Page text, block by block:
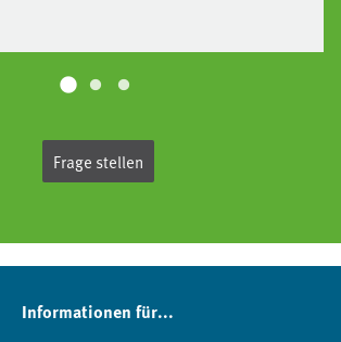
Frage stellen
Informationen für...